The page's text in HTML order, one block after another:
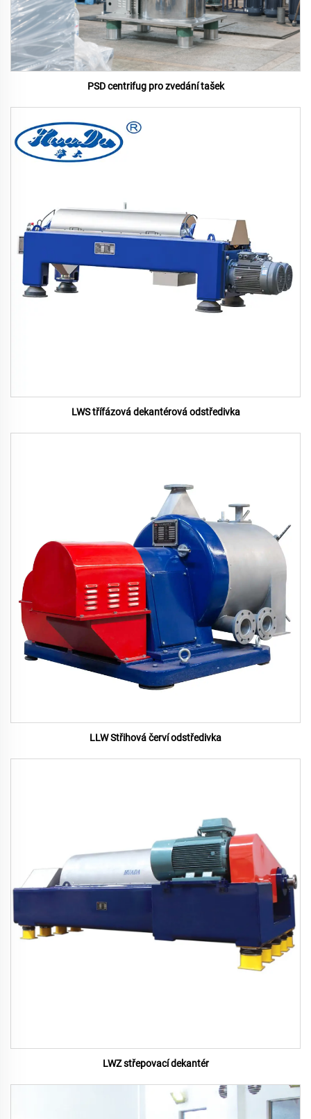
PSD centrifug pro zvedání tašek
LWS třífázová dekantérová odstředivka
LLW Střihová červí odstředivka
LWZ střepovací dekantér